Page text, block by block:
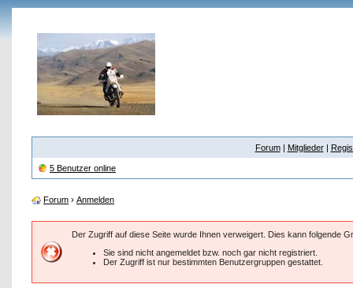
Forum| Mitglieder|
5 Benutzer online
Forum › Anmelden
Der Zugriff auf diese Seite wurde Ihnen verweigert. Dies kann folgende
Sie sind nicht angemeldet bzw. noch gar nicht registriert.
Der Zugriff ist nur bestimmten Benutzergruppen gestattet.